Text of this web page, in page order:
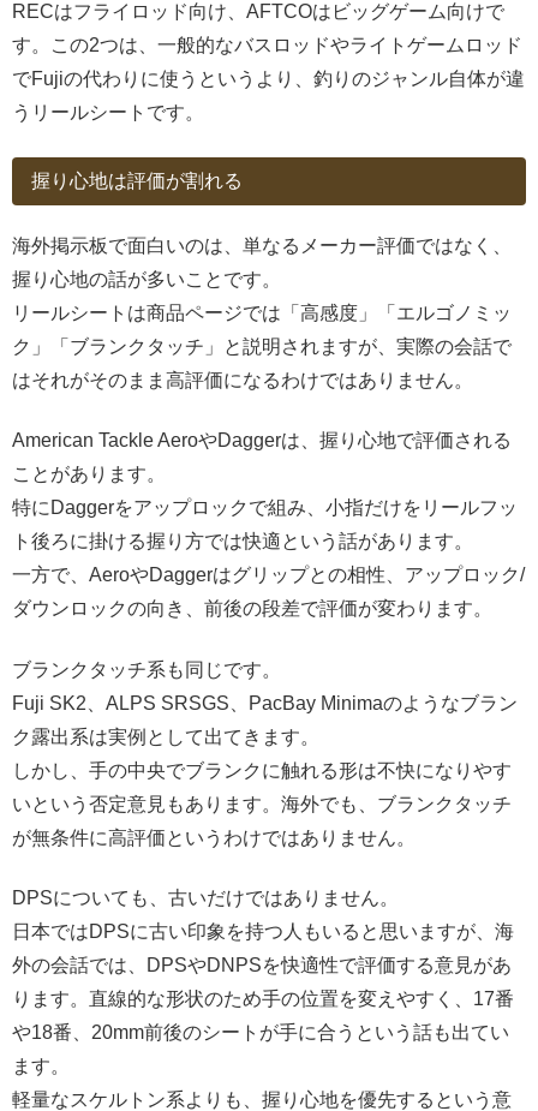
RECはフライロッド向け、AFTCOはビッグゲーム向けで
す。この2つは、一般的なバスロッドやライトゲームロッド
でFujiの代わりに使うというより、釣りのジャンル自体が違
うリールシートです。
握り心地は評価が割れる
海外掲示板で面白いのは、単なるメーカー評価ではなく、
握り心地の話が多いことです。
リールシートは商品ページでは「高感度」「エルゴノミッ
ク」「ブランクタッチ」と説明されますが、実際の会話で
はそれがそのまま高評価になるわけではありません。
American Tackle AeroやDaggerは、握り心地で評価される
ことがあります。
特にDaggerをアップロックで組み、小指だけをリールフッ
ト後ろに掛ける握り方では快適という話があります。
一方で、AeroやDaggerはグリップとの相性、アップロック/
ダウンロックの向き、前後の段差で評価が変わります。
ブランクタッチ系も同じです。
Fuji SK2、ALPS SRSGS、PacBay Minimaのようなブラン
ク露出系は実例として出てきます。
しかし、手の中央でブランクに触れる形は不快になりやす
いという否定意見もあります。海外でも、ブランクタッチ
が無条件に高評価というわけではありません。
DPSについても、古いだけではありません。
日本ではDPSに古い印象を持つ人もいると思いますが、海
外の会話では、DPSやDNPSを快適性で評価する意見があ
ります。直線的な形状のため手の位置を変えやすく、17番
や18番、20mm前後のシートが手に合うという話も出てい
ます。
軽量なスケルトン系よりも、握り心地を優先するという意